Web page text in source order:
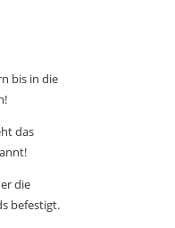
bis in die
das
die
befestigt.